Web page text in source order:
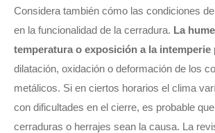
Considera también cómo las condiciones
en la funcionalidad de la cerradura. La
temperatura o exposición a la intemperie
dilatación, oxidación o deformación de los
metálicos. Si en ciertos horarios el clima
con dificultades en el cierre, es probable
cerraduras o herrajes sean la causa. La